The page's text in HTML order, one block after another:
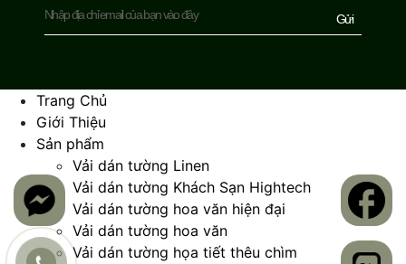
Gửi
Trang Chủ
Giới Thiệu
Sản phẩm
Vải dán tường Linen
Vải dán tường Khách Sạn Hightech
Vải dán tường hoa văn hiện đại
Vải dán tường hoa văn
Vải dán tường họa tiết thêu chìm